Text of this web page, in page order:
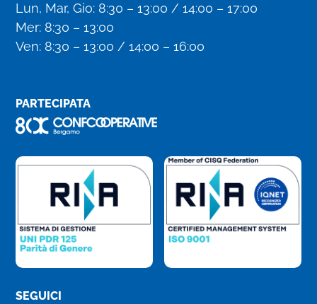
Lun, Mar, Gio: 8:30 – 13:00 / 14:00 – 17:00
Mer: 8:30 – 13:00
Ven: 8:30 – 13:00 / 14:00 – 16:00
PARTECIPATA
SEGUICI